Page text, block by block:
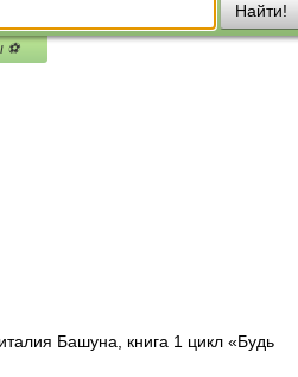
Найти!
⚽
Башуна, книга 1 цикл «Будь